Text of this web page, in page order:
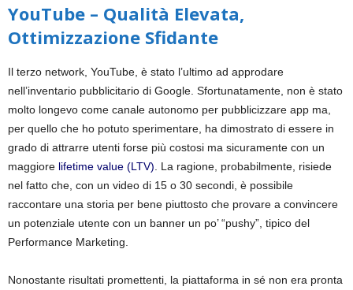
YouTube – Qualità Elevata,
Ottimizzazione Sfidante
Il terzo network, YouTube, è stato l’ultimo ad approdare
nell’inventario pubblicitario di Google. Sfortunatamente, non è stato
molto longevo come canale autonomo per pubblicizzare app ma,
per quello che ho potuto sperimentare, ha dimostrato di essere in
grado di attrarre utenti forse più costosi ma sicuramente con un
maggiore lifetime value (LTV) . La ragione, probabilmente, risiede
nel fatto che, con un video di 15 o 30 secondi, è possibile
raccontare una storia per bene piuttosto che provare a convincere
un potenziale utente con un banner un po’ “pushy”, tipico del
Performance Marketing.
Nonostante risultati promettenti, la piattaforma in sé non era pronta